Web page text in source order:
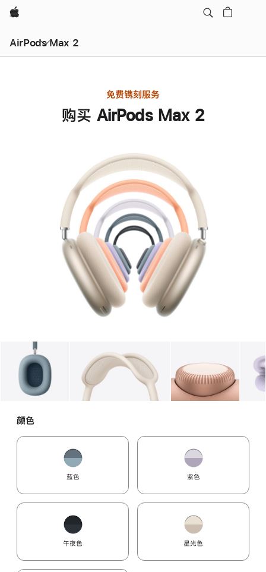
Apple
AirPods Max 2
免费镌刻服务
购买 AirPods Max 2
图库 1 图库 图像 图库 图像
颜色
蓝色 紫色
午夜色 星光色